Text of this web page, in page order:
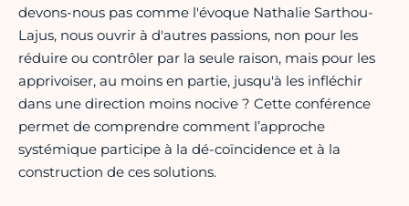
devons-nous pas comme l'évoque Nathalie Sarthou-
Lajus, nous ouvrir à d'autres passions, non pour les
réduire ou contrôler par la seule raison, mais pour les
apprivoiser, au moins en partie, jusqu'à les infléchir
dans une direction moins nocive ? Cette conférence
permet de comprendre comment l’approche
systémique participe à la dé-coïncidence et à la
construction de ces solutions.